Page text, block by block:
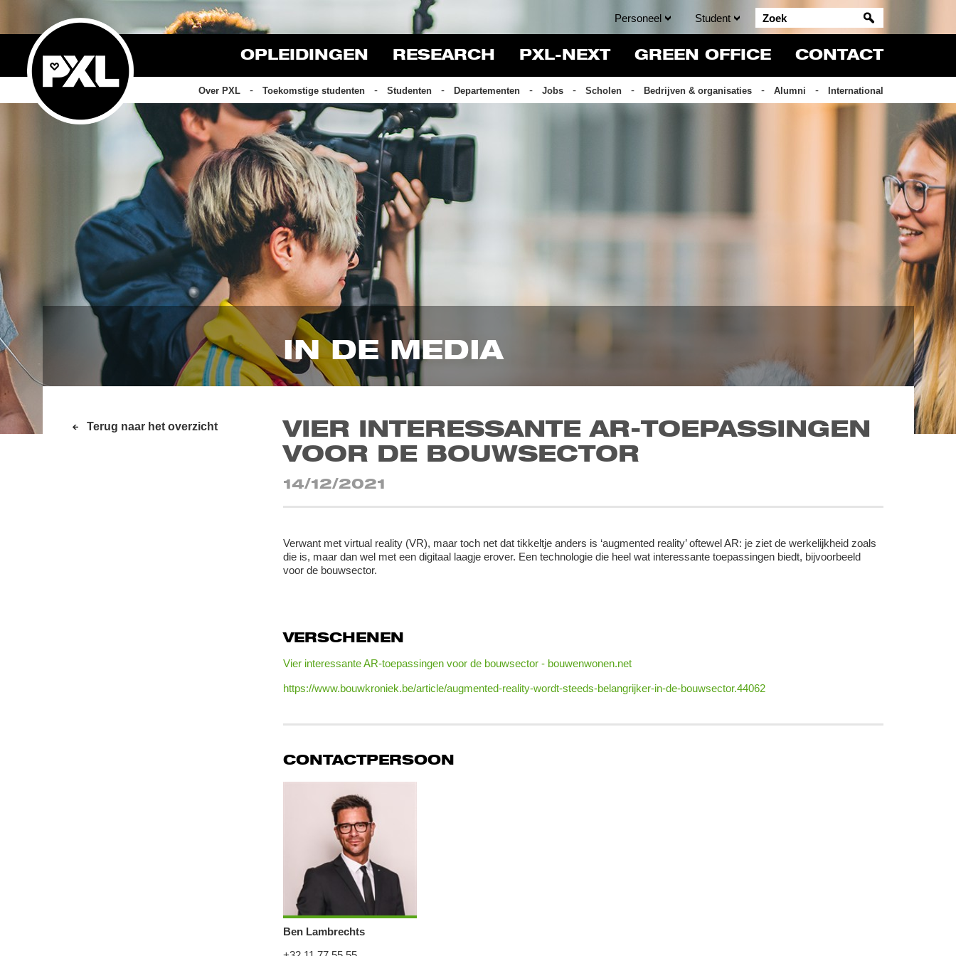
Personeel Student
OPLEIDINGEN RESEARCH PXL-NEXT GREEN OFFICE CONTACT
Over PXL Toekomstige studenten Studenten Departementen Jobs Scholen Bedrijven & organisaties Alumni International
IN DE MEDIA
Terug naar het overzicht
VIER INTERESSANTE AR-TOEPASSINGEN
VOOR DE BOUWSECTOR
14/12/2021
Verwant met virtual reality (VR), maar toch net dat tikkeltje anders is ‘augmented reality’ oftewel AR: je ziet de werkelijkheid zoals
die is, maar dan wel met een digitaal laagje erover. Een technologie die heel wat interessante toepassingen biedt, bijvoorbeeld
voor de bouwsector.
VERSCHENEN
Vier interessante AR-toepassingen voor de bouwsector - bouwenwonen.net
https://www.bouwkroniek.be/article/augmented-reality-wordt-steeds-belangrijker-in-de-bouwsector.44062
CONTACTPERSOON
Ben Lambrechts